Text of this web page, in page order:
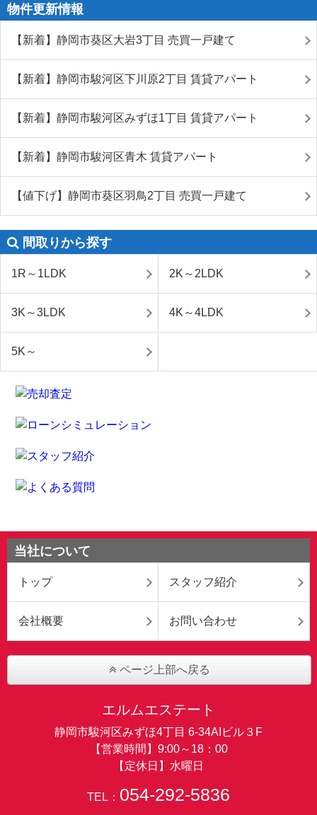
物件更新情報
【新着】静岡市葵区大岩3丁目 売買一戸建て
【新着】静岡市駿河区下川原2丁目 賃貸アパート
【新着】静岡市駿河区みずほ1丁目 賃貸アパート
【新着】静岡市駿河区青木 賃貸アパート
【値下げ】静岡市葵区羽鳥2丁目 売買一戸建て
間取りから探す
1R～1LDK 2K～2LDK
3K～3LDK 4K～4LDK
5K～
当社について
トップ スタッフ紹介
会社概要 お問い合わせ
ページ上部へ戻る
エルムエステート
静岡市駿河区みずほ4丁目 6-34AIビル３F
【営業時間】9:00～18：00
【定休日】水曜日
TEL： 054-292-5836